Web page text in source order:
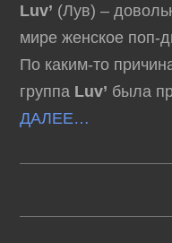
Luv’ (Лув) –
мире женское поп-
По каким-то
группа Luv’ была
ДАЛЕЕ…
(ЛУВ)